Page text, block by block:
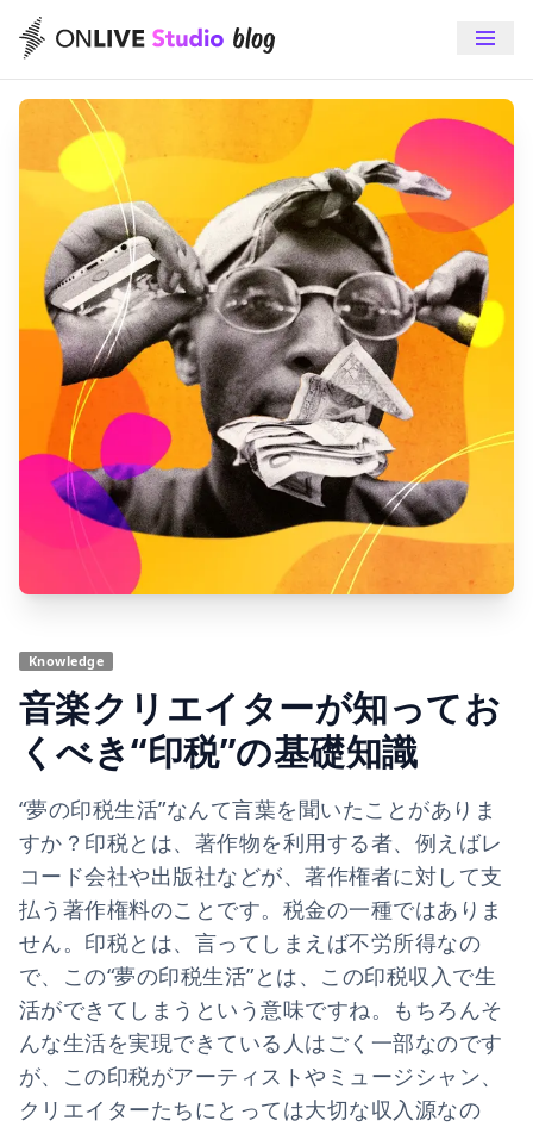
Knowledge
音楽クリエイターが知ってお
くべき“印税”の基礎知識
“夢の印税生活”なんて言葉を聞いたことがありま
すか？印税とは、著作物を利用する者、例えばレ
コード会社や出版社などが、著作権者に対して支
払う著作権料のことです。税金の一種ではありま
せん。印税とは、言ってしまえば不労所得なの
で、この“夢の印税生活”とは、この印税収入で生
活ができてしまうという意味ですね。もちろんそ
んな生活を実現できている人はごく一部なのです
が、この印税がアーティストやミュージシャン、
クリエイターたちにとっては大切な収入源なの